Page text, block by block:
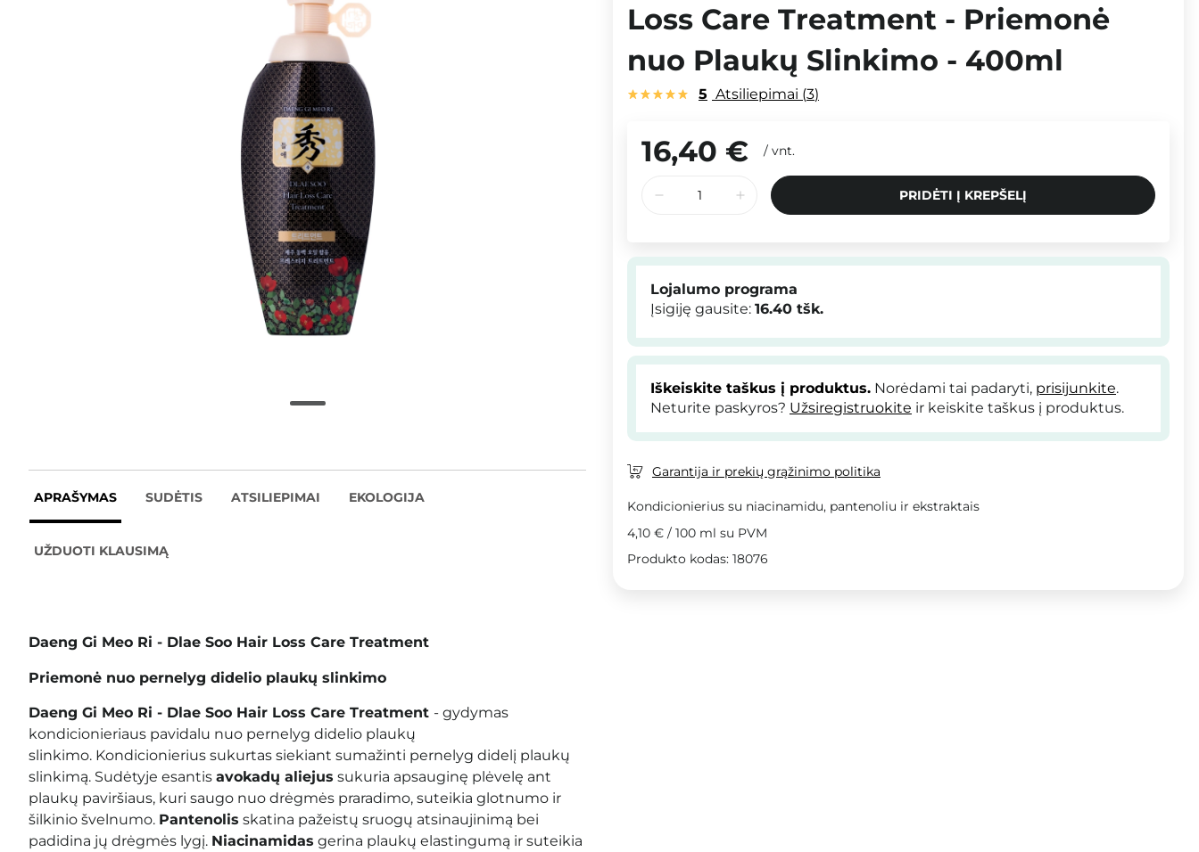
APRAŠYMAS SUDĖTIS ATSILIEPIMAI EKOLOGIJA
UŽDUOTI KLAUSIMĄ
Daeng Gi Meo Ri - Dlae Soo Hair Loss Care Treatment
Priemonė nuo pernelyg didelio plaukų slinkimo
Daeng Gi Meo Ri - Dlae Soo Hair Loss Care Treatment - gydymas
kondicionieriaus pavidalu nuo pernelyg didelio plaukų
slinkimo. Kondicionierius sukurtas siekiant sumažinti pernelyg didelį plaukų
slinkimą. Sudėtyje esantis avokadų aliejus sukuria apsauginę plėvelę ant
plaukų paviršiaus, kuri saugo nuo drėgmės praradimo, suteikia glotnumo ir
šilkinio švelnumo. Pantenolis skatina pažeistų sruogų atsinaujinimą bei
padidina jų drėgmės lygį. Niacinamidas gerina plaukų elastingumą ir suteikia
Loss Care Treatment - Priemonė
nuo Plaukų Slinkimo - 400ml
5 Atsiliepimai 3
16,40 € / vnt.
PRIDĖTI Į KREPŠELĮ
Lojalumo programa
Įsigiję gausite: 16.40 tšk.
Iškeiskite taškus į produktus. Norėdami tai padaryti, prisijunkite.
Neturite paskyros? Užsiregistruokite ir keiskite taškus į produktus.
Garantija ir prekių grąžinimo politika
Kondicionierius su niacinamidu, pantenoliu ir ekstraktais
4,10 € / 100 ml su PVM
Produkto kodas: 18076